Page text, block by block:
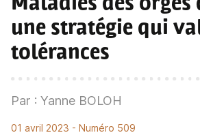
Maladies des orges
une stratégie qui
tolérances
Par : Yanne BOLOH
01 avril 2023 - Numéro 509